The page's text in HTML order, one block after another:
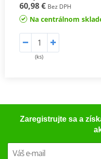
60,98 € Bez DPH
Na centrálnom
(ks)
Zaregistrujte sa a